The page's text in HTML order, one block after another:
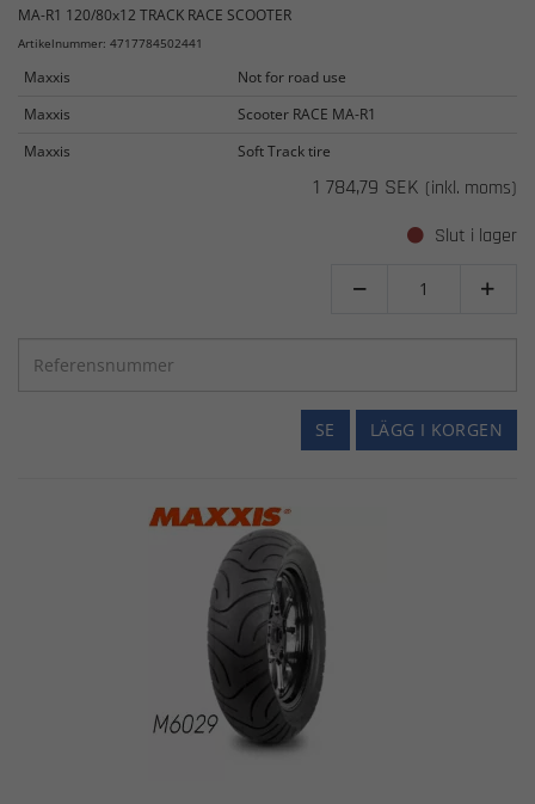
MA-R1 120/80x12 TRACK RACE SCOOTER
Artikelnummer: 4717784502441
Maxxis
Not for road use
Maxxis
Scooter RACE MA-R1
Maxxis
Soft Track tire
1 784,79 SEK (inkl. moms)
Slut i lager
 
LÄGG I KORGEN
SE